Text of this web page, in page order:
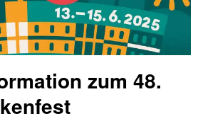
zum 48.